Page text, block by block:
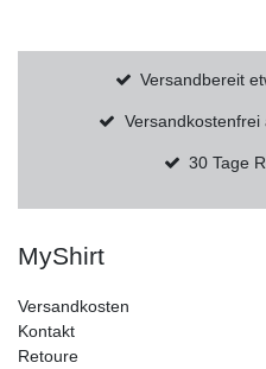
Versandbereit
Versandkostenfrei
30 Tage
MyShirt
Versandkosten
Kontakt
Retoure